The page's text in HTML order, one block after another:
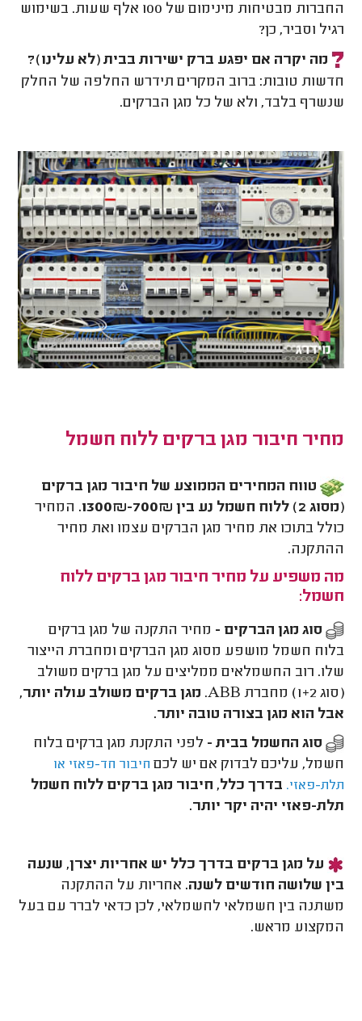
החברות מבטיחות מינימום של 100 אלף שעות. בשימוש
רגיל וסביר, כן?
מה יקרה אם יפגע ברק ישירות בבית (לא עלינו)?
חדשות טובות: ברוב המקרים תידרש החלפה של החלק
שנשרף בלבד, ולא של כל מגן הברקים.
מחיר חיבור מגן ברקים ללוח חשמל
טווח המחירים הממוצע של חיבור מגן ברקים
(מסוג 2) ללוח חשמל נע בין 700₪-1300₪.
המחיר
כולל בתוכו את מחיר מגן הברקים עצמו ואת מחיר
ההתקנה.
מה משפיע על מחיר חיבור מגן ברקים ללוח
חשמל:
סוג מגן הברקים - מחיר התקנה של מגן ברקים
בלוח חשמל מושפע מסוג מגן הברקים ומחברת הייצור
שלו. רוב החשמלאים ממליצים על מגן ברקים משולב
(סוג 1+2) מחברת ABB.
מגן ברקים משולב עולה יותר,
אבל הוא מגן בצורה טובה יותר.
סוג החשמל בבית - לפני התקנת מגן ברקים בלוח
חשמל, עליכם לבדוק אם יש לכם חיבור חד-פאזי או
תלת-פאזי. בדרך כלל, חיבור מגן ברקים ללוח חשמל
תלת-פאזי יהיה יקר יותר.
על מגן ברקים בדרך כלל יש אחריות יצרן, שנעה
בין שלושה חודשים לשנה. אחריות על ההתקנה
משתנה בין חשמלאי לחשמלאי, לכן כדאי לברר עם בעל
המקצוע מראש.